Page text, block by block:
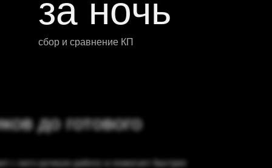
за ночь
сбор и сравнение КП
до готового
с него ручную работу и помогает быстрее